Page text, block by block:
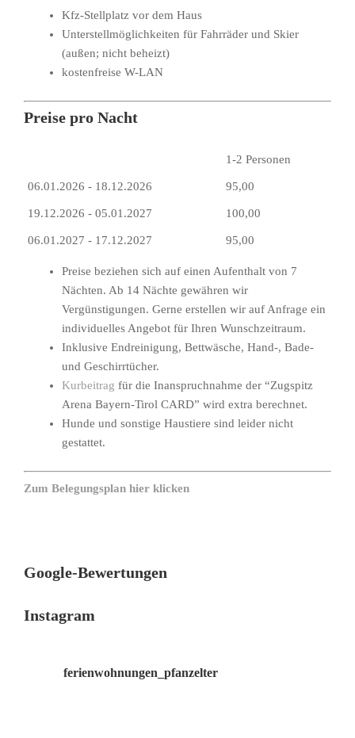
Kfz-Stellplatz vor dem Haus
Unterstellmöglichkeiten für Fahrräder und Skier
(außen; nicht beheizt)
kostenfreise W-LAN
Preise pro Nacht
1-2 Personen
06.01.2026 - 18.12.2026 95,00
19.12.2026 - 05.01.2027 100,00
06.01.2027 - 17.12.2027 95,00
Preise beziehen sich auf einen Aufenthalt von 7
Nächten. Ab 14 Nächte gewähren wir
Vergünstigungen. Gerne erstellen wir auf Anfrage ein
individuelles Angebot für Ihren Wunschzeitraum.
Inklusive Endreinigung, Bettwäsche, Hand-, Bade-
und Geschirrtücher.
Kurbeitrag für die Inanspruchnahme der “Zugspitz
Arena Bayern-Tirol CARD” wird extra berechnet.
Hunde und sonstige Haustiere sind leider nicht
gestattet.
Zum Belegungsplan hier klicken
Google-Bewertungen
Instagram
ferienwohnungen_pfanzelter